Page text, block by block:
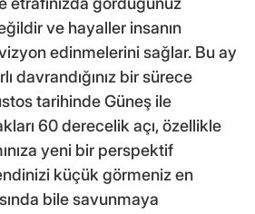
ve hayaller insanın
edinmelerini sağlar. Bu ay
davrandığınız bir sürece
tarihinde Güneş ile
60 derecelik açı, özellikle
yeni bir perspektif
küçük görmeniz en
bile savunmaya